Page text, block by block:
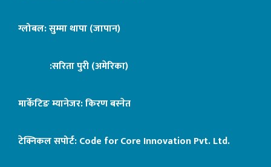
ग्लोबल: सुम्मा थापा (जापान)
:सरिता पुरी (अमेरिका)
मार्केटिङ म्यानेजर: किरण बस्नेत
टेक्निकल सपोर्ट:Code for Core Innovation Pvt. Ltd.